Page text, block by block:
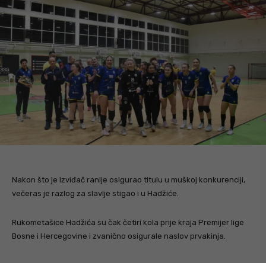
Nakon što je Izviđač ranije osigurao titulu u muškoj konkurenciji,
večeras je razlog za slavlje stigao i u Hadžiće.
Rukometašice Hadžića su čak četiri kola prije kraja Premijer lige
Bosne i Hercegovine i zvanično osigurale naslov prvakinja.